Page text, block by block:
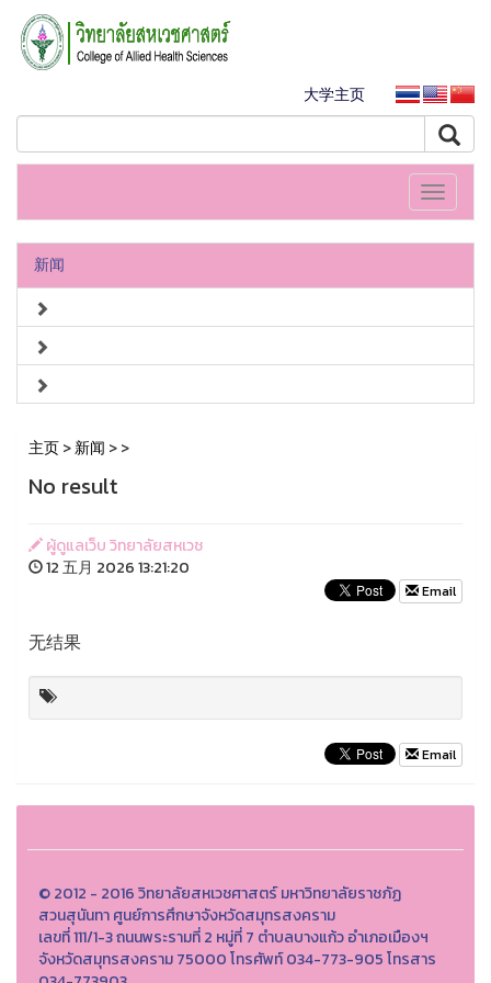
大学主页
Toggle
新闻
主页>新闻 >>
No result
ผู้ดูแลเว็บ วิทยาลัยสหเวช
12 五月 2026 13:21:20
Email
无结果
Email
© 2012 - 2016 วิทยาลัยสหเวชศาสตร์ มหาวิทยาลัยราชภัฏ
สวนสุนันทา ศูนย์การศึกษาจังหวัดสมุทรสงคราม
เลขที่ 111/1-3 ถนนพระรามที่ 2 หมู่ที่ 7 ตำบลบางแก้ว อำเภอเมืองฯ
จังหวัดสมุทรสงคราม 75000 โทรศัพท์ 034-773-905 โทรสาร